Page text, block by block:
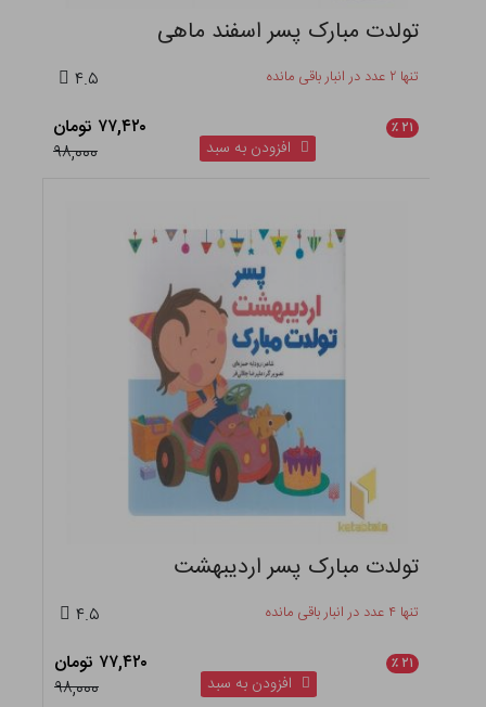
تولدت مبارک پسر اسفند ماهی
تنها ۲ عدد در انبار باقی مانده ۴.۵
۲۱ ٪
۷۷,۴۲۰ تومان
۹۸,۰۰۰
افزودن به سبد
تولدت مبارک پسر اردیبهشت
تنها ۴ عدد در انبار باقی مانده ۴.۵
۲۱ ٪
۷۷,۴۲۰ تومان
۹۸,۰۰۰
افزودن به سبد